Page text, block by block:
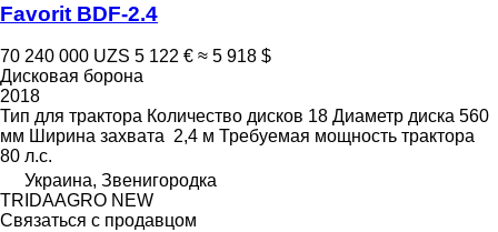
Favorit BDF-2.4
70 240 000 UZS 5 122 € ≈ 5 918 $
Дисковая борона
2018
Тип для трактора Количество дисков 18 Диаметр диска 560
мм Ширина захвата 2,4 м Требуемая мощность трактора
80 л.с.
Украина, Звенигородка
TRIDAAGRO NEW
Связаться с продавцом